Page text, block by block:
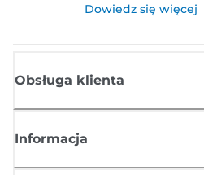
Dowiedz się więcej
Obsługa klienta
Informacja